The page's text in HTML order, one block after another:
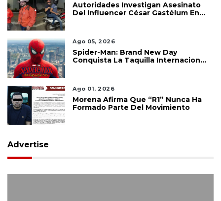
Autoridades Investigan Asesinato
Del Influencer César Gastélum En
Ago 05, 2026
Spider-Man: Brand New Day
Conquista La Taquilla Internacional
Ago 01, 2026
Morena Afirma Que “R1” Nunca Ha
Formado Parte Del Movimiento
Advertise